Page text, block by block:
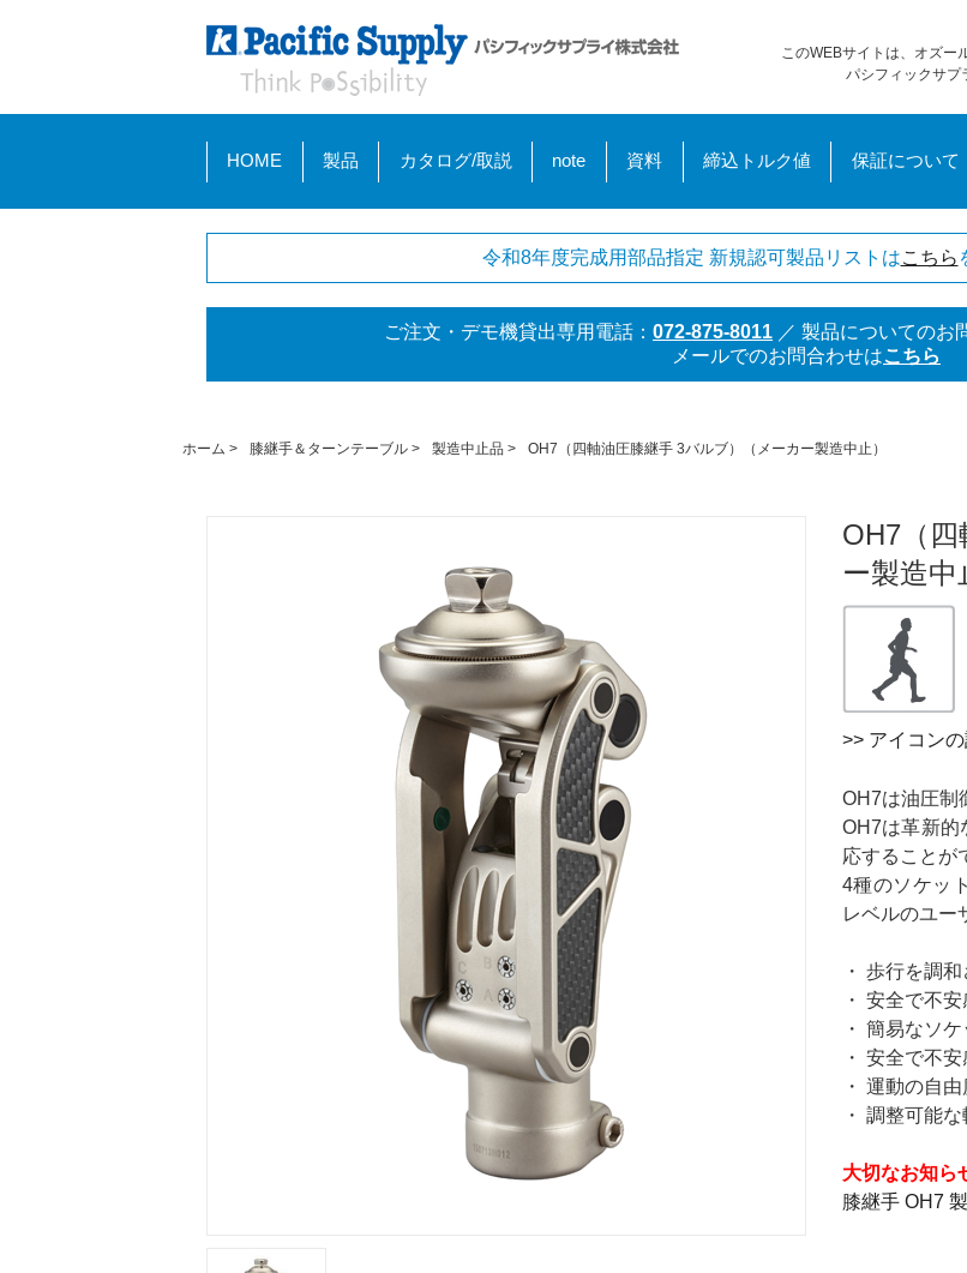
このWEBサイトは、オズー
パシフィックサプ
HOME 製品 カタログ/取説 note 資料 締込トルク値 保証について
令和8年度完成用部品指定 新規認可製品リストはこちら
ご注文・デモ機貸出専用電話： 072-875-8011 ／ 製品についてのお
メールでのお問合わせはこちら
ホーム > 膝継手＆ターンテーブル > 製造中止品 > OH7（四軸油圧膝継手 3バルブ）（メーカー製造中止）
OH7（
ー製造中
>> アイコン
OH7は油圧制
OH7は革新的
応することが
4種のソケッ
レベルのユー
・ 歩行を調
・ 安全で不
・ 簡易なソ
・ 安全で不
・ 運動の自
・ 調整可能
大切なお知ら
膝継手 OH7